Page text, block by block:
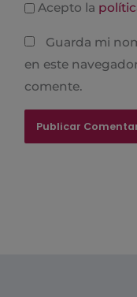
Acepto la
Guarda mi
en este
comente.